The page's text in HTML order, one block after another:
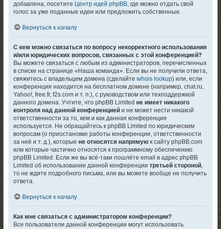
добавлена, посетите Центр идей phpBB, где можно отдать свой
голос за уже поданные идеи или предложить собственные.
Вернуться к началу
С кем можно связаться по вопросу некорректного использования
и/или юридических вопросов, связанных с этой конференцией?
Вы можете связаться с любым из администраторов, перечисленных
в списке на странице «Наша команда». Если вы не получили ответа,
свяжитесь с владельцем домена (сделайтеwhois lookup) или, если
конференция находится на бесплатном домене (например, chat.ru,
Yahoo!, free.fr, f2s.com и т. п.), с руководством или техподдержкой
данного домена. Учтите, что phpBB Limitedне имеет никакого
контроля над данной конференцией и не может нести никакой
ответственности за то, кем и как данная конференция
используется. Не обращайтесь к phpBB Limited по юридическим
вопросам (о приостановке работы конференции, ответственности
за неё и т. д.), которыене относятся напрямую к сайту phpBB.com
или которые частично относятся к программному обеспечению
phpBB Limited. Если же вы всё-таки пошлёте email в адрес phpBB
Limited об использовании данной конференциитретьей стороной,
то не ждите подробного письма, или вы можете вообще не получить
ответа.
Вернуться к началу
Как мне связаться с администратором конференции?
Все пользователи данной конференции могут использовать